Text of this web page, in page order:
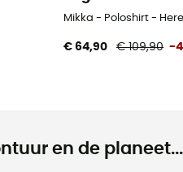
Mikka - Poloshirt -
€ 64,90 € 109,90 -
en de planeet...